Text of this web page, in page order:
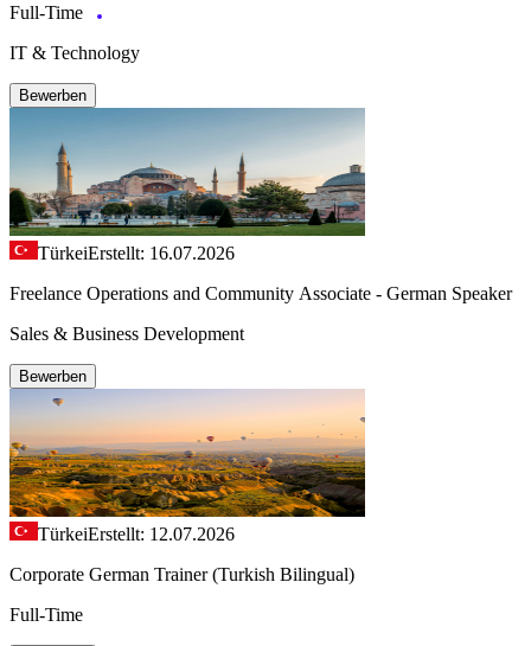
Full-Time
IT & Technology
Bewerben
TürkeiErstellt: 16.07.2026
Freelance Operations and Community Associate - German Speaker
Sales & Business Development
Bewerben
TürkeiErstellt: 12.07.2026
Corporate German Trainer (Turkish Bilingual)
Full-Time